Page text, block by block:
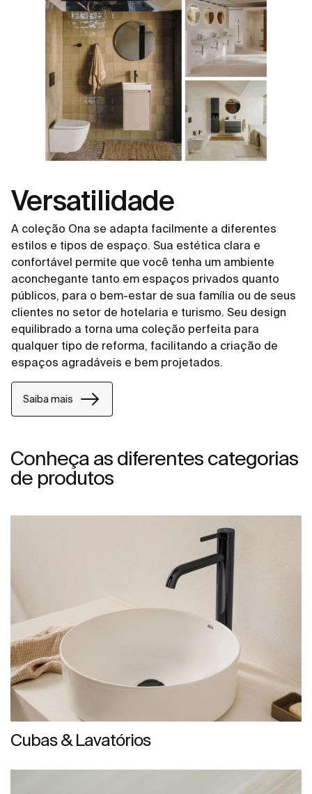
Versatilidade
A coleção Ona se adapta facilmente a diferentes
estilos e tipos de espaço. Sua estética clara e
confortável permite que você tenha um ambiente
aconchegante tanto em espaços privados quanto
públicos, para o bem-estar de sua família ou de seus
clientes no setor de hotelaria e turismo. Seu design
equilibrado a torna uma coleção perfeita para
qualquer tipo de reforma, facilitando a criação de
espaços agradáveis e bem projetados.
Saiba mais
Conheça as diferentes categorias
de produtos
Cubas & Lavatórios